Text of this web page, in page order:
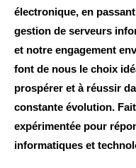
électronique, en
gestion de serveurs
et notre engagement
font de nous le choix
prospérer et à réussir
constante évolution.
expérimentée pour
informatiques et